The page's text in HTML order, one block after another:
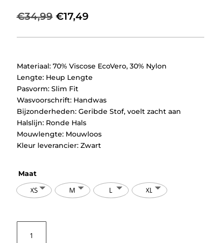
€34,99 Oorspronkelijke
was:
€17,49Huidige
is:
Materiaal: 70% Viscose EcoVero, 30% Nylon
Lengte: Heup Lengte
Pasvorm: Slim Fit
Wasvoorschrift: Handwas
Bijzonderheden: Geribde Stof, voelt zacht aan
Halslijn: Ronde Hals
Mouwlengte: Mouwloos
Kleur leverancier: Zwart
Maat
XS M L XL
Femme